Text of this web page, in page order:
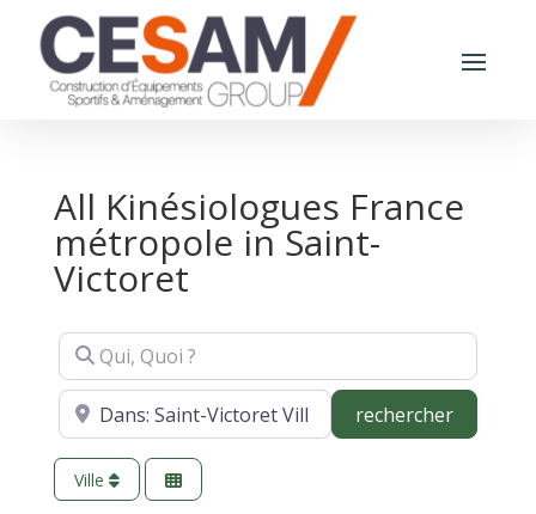
All Kinésiologues France
métropole in Saint-
Victoret
Qui, Quoi ?
Où ? rechercher
Ville